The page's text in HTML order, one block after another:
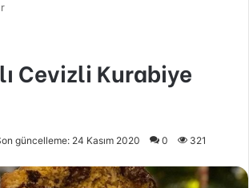
Cevizli Kurabiye
güncelleme: 24 Kasım 2020 0 321